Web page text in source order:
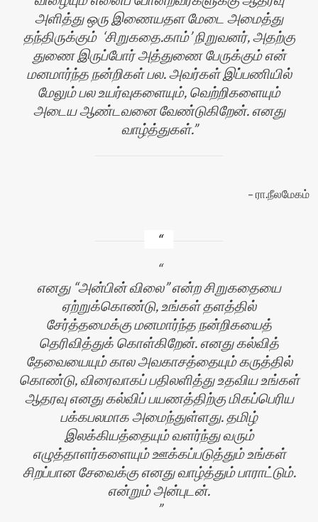
அளித்து ஒரு இணையதள மேடை அமைத்து
தந்திருக்கும் ‘சிறுகதை.காம்’ நிறுவனர், அதற்கு
துணை இருப்போர் அத்துணை பேருக்கும் என்
மனமார்ந்த நன்றிகள் பல. அவர்கள் இப்பணியில்
மேலும் பல உயர்வுகளையும், வெற்றிகளையும்
அடைய ஆண்டவனை வேண்டுகிறேன். எனது
வாழ்த்துகள்.
ரா.நீலமேகம்
எனது “அன்பின் விலை” என்ற சிறுகதையை
ஏற்றுக்கொண்டு, உங்கள் தளத்தில்
சேர்த்தமைக்கு மனமார்ந்த நன்றிகயைத்
தெரிவித்துக் கொள்கிறேன். எனது கல்வித்
தேவையையும் கால அவகாசத்தையும் கருத்தில்
கொண்டு, விரைவாகப் பதிலளித்து உதவிய உங்கள்
ஆதரவு எனது கல்விப் பயணத்திற்கு மிகப்பெரிய
பக்கபலமாக அமைந்துள்ளது. தமிழ்
இலக்கியத்தையும் வளர்ந்து வரும்
எழுத்தாளர்களையும் ஊக்கப்படுத்தும் உங்கள்
சிறப்பான சேவைக்கு எனது வாழ்த்தும் பாராட்டும்.
என்றும் அன்புடன்.